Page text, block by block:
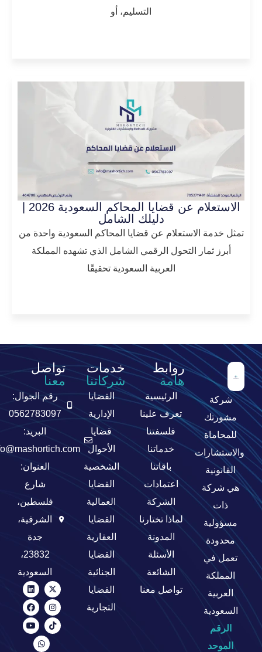
التسليم، أو
دليلك الشامل
تمثل خدمة الاستعلام عن قضايا المحاكم السعودية واحدة من
أبرز ثمار التحول الرقمي الشامل الذي تشهده المملكة
العربية السعودية تحقيقًا
شركة
مشورتك
للمحاماة
والاستشارات
القانونية
هي شركة
ذات
مسؤولية
محدودة
تعمل في
المملكة
العربية
السعودية
الرقم
الموحد
روابط
هامة
الرئيسية
تعرف علينا
فلسفتنا
خدماتنا
باقاتنا
اعتمادات
الشركة
لماذا تختارنا
المدونة
الأسئلة
الشائعة
تواصل معنا
خدمات
شركاتنا
القضايا
الإدارية
قضايا
الأحوال
الشخصية
القضايا
العمالية
القضايا
العقارية
القضايا
الجنائية
القضايا
التجارية
تواصل
معنا
رقم الجوال:
0562783097
البريد:
العنوان:
شارع
فلسطين،
الشرفية،
جدة
23832،
السعودية